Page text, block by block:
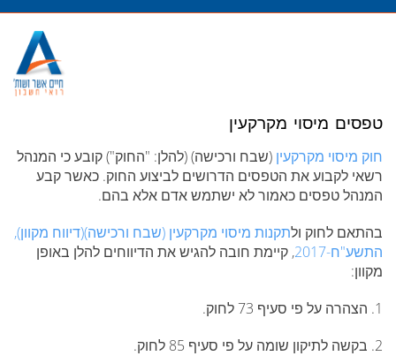
מעבר
טפסים מיסוי מקרקעין
חוק מיסוי מקרקעין (שבח ורכישה) (להלן: "החוק") קובע כי המנהל
רשאי לקבוע את הטפסים הדרושים לביצוע החוק. כאשר קבע
המנהל טפסים כאמור לא ישתמש אדם אלא בהם.
בהתאם לחוק ולתקנות מיסוי מקרקעין (שבח ורכישה)(דיווח מקוון),
התשע"ח-2017
, קיימת חובה להגיש את הדיווחים להלן באופן
מקוון:
1. הצהרה על פי סעיף 73 לחוק.
2. בקשה לתיקון שומה על פי סעיף 85 לחוק.